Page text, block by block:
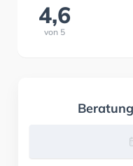
4,6
von 5